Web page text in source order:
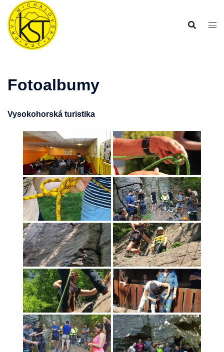
Preskočiť
obsah
Fotoalbumy
Vysokohorská turistika